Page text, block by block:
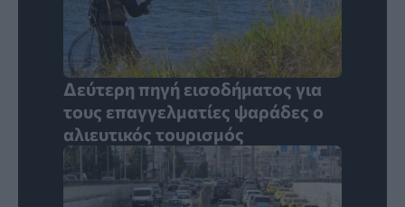
Δεύτερη πηγή εισοδήματος για
τους επαγγελματίες ψαράδες ο
αλιευτικός τουρισμός